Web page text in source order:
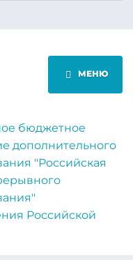
МЕНЮ
бюджетное
дополнительного
"Российская
Российской